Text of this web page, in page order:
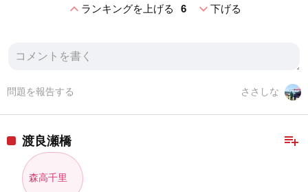
expand_lessランキングを上げる 6 expand_more下げる
ささしな
問題を報告する
playlist_add
渡良瀬橋
森高千里